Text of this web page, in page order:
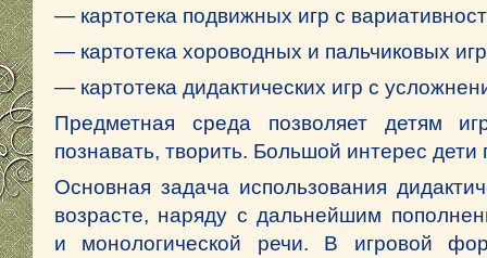
— картотека подвижных игр с
— картотека хороводных и пальчиковых
— картотека дидактических игр с
Предметная среда позволяет детям
познавать, творить. Большой интерес
Основная задача использования
возрасте, наряду с дальнейшим
и монологической речи. В игровой